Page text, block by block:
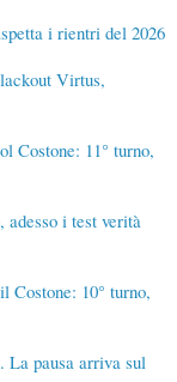
i rientri del 2026
Virtus,
Costone: 11° turno,
adesso i test verità
10° turno,
La pausa arriva sul